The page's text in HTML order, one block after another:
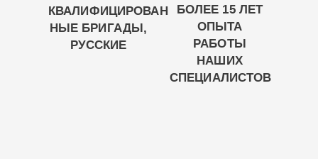
КВАЛИФИЦИРОВАН
НЫЕ БРИГАДЫ,
РУССКИЕ
БОЛЕЕ 15 ЛЕТ
ОПЫТА
РАБОТЫ
НАШИХ
СПЕЦИАЛИСТОВ